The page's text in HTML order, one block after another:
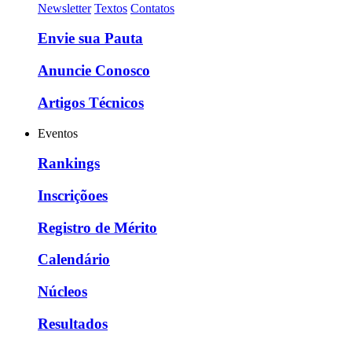
Newsletter Textos Contatos
Envie sua Pauta
Anuncie Conosco
Artigos Técnicos
Eventos
Rankings
Inscriçõoes
Registro de Mérito
Calendário
Núcleos
Resultados